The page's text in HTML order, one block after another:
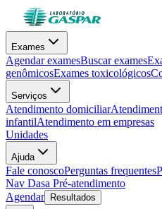
Exames
Agendar examesBuscar exames
genômicosExames toxicológicos
Serviços
Atendimento domiciliar
infantilAtendimento em empresas
Unidades
Ajuda
Fale conoscoPerguntas frequentes
Nav Dasa Pré-atendimento
Agendar
Resultados